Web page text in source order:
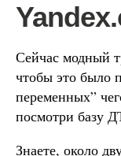
Сейчас модный
чтобы это было
переменных”
посмотри базу
Знаете, около